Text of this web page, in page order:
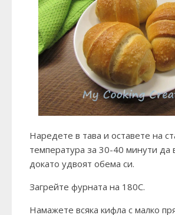
Наредете в тава и оставете на
температура за 30-40 минути да
докато удвоят обема си.
Загрейте фурната на 180С.
Намажете всяка кифла с малко